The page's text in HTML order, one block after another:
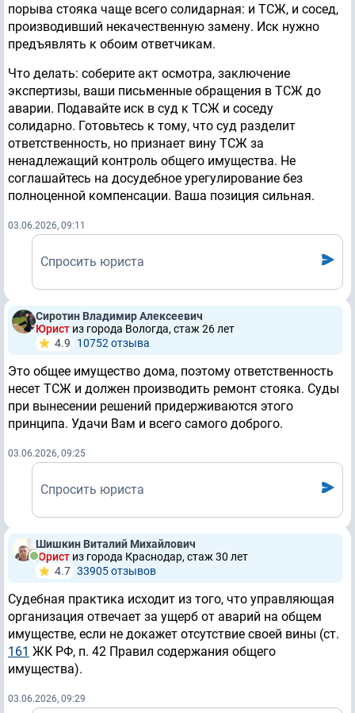
порыва стояка чаще всего солидарная: и ТСЖ, и сосед,
производивший некачественную замену. Иск нужно
предъявлять к обоим ответчикам.
Что делать: соберите акт осмотра, заключение
экспертизы, ваши письменные обращения в ТСЖ до
аварии. Подавайте иск в суд к ТСЖ и соседу
солидарно. Готовьтесь к тому, что суд разделит
ответственность, но признает вину ТСЖ за
ненадлежащий контроль общего имущества. Не
соглашайтесь на досудебное урегулирование без
полноценной компенсации. Ваша позиция сильная.
03.06.2026, 09:11
Спросить юриста
Сиротин Владимир Алексеевич
Юрист из города Вологда, стаж 26 лет
4.9
10752 отзывa
Это общее имущество дома, поэтому ответственность
несет ТСЖ и должен производить ремонт стояка. Суды
при вынесении решений придерживаются этого
принципа. Удачи Вам и всего самого доброго.
03.06.2026, 09:25
Спросить юриста
Шишкин Виталий Михайлович
Юрист из города Краснодар, стаж 30 лет
4.7 33905 отзывов
Судебная практика исходит из того, что управляющая
организация отвечает за ущерб от аварий на общем
имуществе, если не докажет отсутствие своей вины (ст.
161 ЖК РФ, п. 42 Правил содержания общего
имущества).
03.06.2026, 09:29